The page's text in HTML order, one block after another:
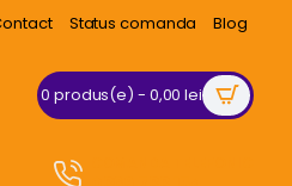
Status comanda Blog
0 produs(e) - 0,00 lei